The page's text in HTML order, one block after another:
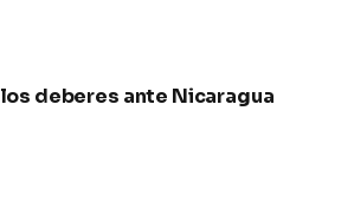
deberes ante Nicaragua